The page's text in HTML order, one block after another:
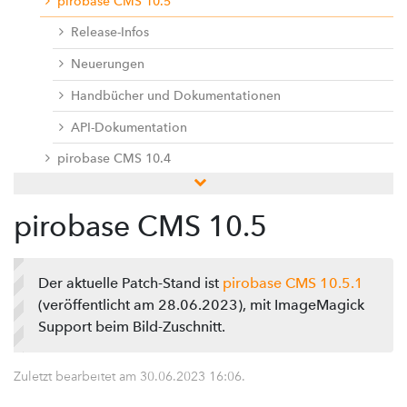
Release-Infos
Neuerungen
Handbücher und Dokumentationen
API-Dokumentation
pirobase CMS 10.4
pirobase CMS 10.2
pirobase CMS 10
Doku-Center
Servicedesk / Ticketsystem
pirobase CMS 10.5
Der aktuelle Patch-Stand ist pirobase CMS 10.5.1
(veröffentlicht am 28.06.2023), mit ImageMagick
Support beim Bild-Zuschnitt.
Zuletzt bearbeitet am 30.06.2023 16:06.